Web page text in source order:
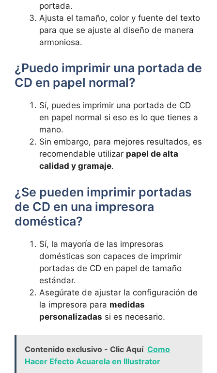
portada.
Ajusta el tamaño, color y fuente del texto
para que se ajuste al ⁤diseño ​de manera
armoniosa.
¿Puedo imprimir una portada de
CD en‍ papel normal?
Sí, puedes imprimir una portada de CD
en papel normal si eso es lo que tienes a
mano.
Sin embargo, para mejores resultados, ‍es
recomendable utilizar papel de alta
calidad y gramaje.
¿Se pueden imprimir portadas
de CD en una impresora
doméstica?
Sí, la mayoría de las impresoras
domésticas son capaces⁤ de imprimir
portadas de CD en papel de tamaño
estándar.
Asegúrate de ajustar la configuración de
la impresora para⁣ medidas
personalizadas si es necesario.
Contenido exclusivo - Clic Aquí Como
Hacer Efecto Acuarela en Illustrator